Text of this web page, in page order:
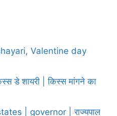
,Valentine day
डे शायरी | किस्स मांगने का
| governor | राज्यपाल